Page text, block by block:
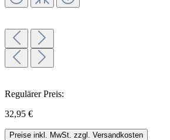
Regulärer Preis:
32,95 €
Preise inkl. MwSt. zzgl. Versandkosten